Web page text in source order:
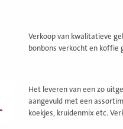
Verkoop van kwalitatieve
bonbons verkocht en koffie
Het leveren van een zo
aangevuld met een
koekjes, kruidenmix etc.